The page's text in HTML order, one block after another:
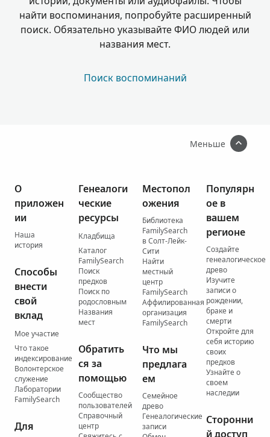
найти воспоминания, попробуйте расширенный
поиск. Обязательно указывайте ФИО людей или
названия мест.
Поиск воспоминаний
Меньше
О
приложен
ии
Наша
история
Способы
внести
свой
вклад
Мое участие
Что такое
индексирование
Волонтерское
служение
Лаборатории
FamilySearch
Для
Генеалоги
ческие
ресурсы
Кладбища
Каталог
FamilySearch
Поиск
предков
Поиск по
родословным
Названия
мест
Обратить
ся за
помощью
Сообщество
пользователей
Справочный
центр
Местопол
ожения
Библиотека
FamilySearch
в Солт-Лейк-
Сити
Найти
местный
центр
FamilySearch
Аффилированная
организация
FamilySearch
Что мы
предлага
ем
Семейное
древо
Генеалогические
записи
Популярн
ое в
вашем
регионе
Создайте
генеалогическое
древо
Изучите
записи о
рождении,
браке и
смерти
Откройте для
себя историю
своих
предков
Узнайте о
своем
наследии
Сторонни
й доступ